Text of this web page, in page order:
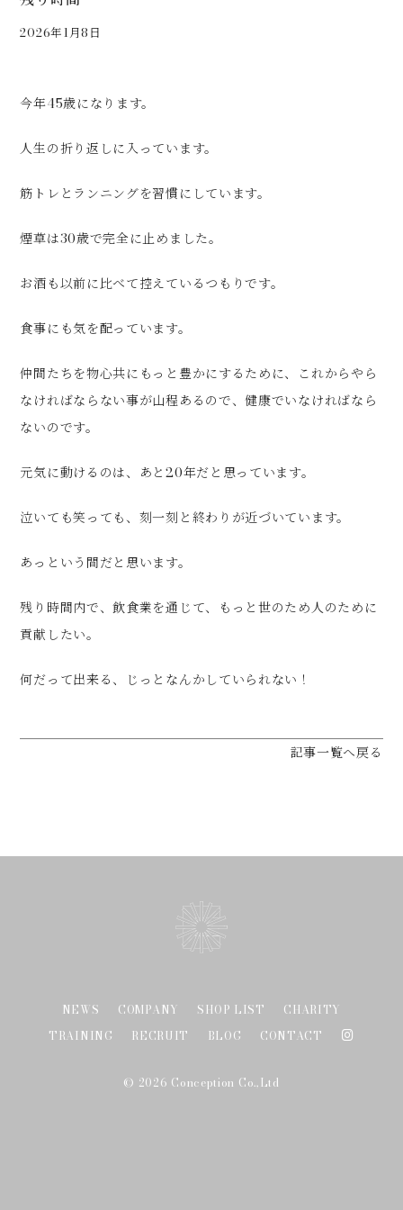
2026年1月8日
今年45歳になります。
人生の折り返しに入っています。
筋トレとランニングを習慣にしています。
煙草は30歳で完全に止めました。
お酒も以前に比べて控えているつもりです。
食事にも気を配っています。
仲間たちを物心共にもっと豊かにするために、これからやら
なければならない事が山程あるので、健康でいなければなら
ないのです。
元気に動けるのは、あと20年だと思っています。
泣いても笑っても、刻一刻と終わりが近づいています。
あっという間だと思います。
残り時間内で、飲食業を通じて、もっと世のため人のために
貢献したい。
何だって出来る、じっとなんかしていられない！
記事一覧へ戻る
NEWS COMPANY SHOP LIST
CHARITY
TRAINING
RECRUIT BLOG CONTACT
© 2026 Conception Co.,Ltd